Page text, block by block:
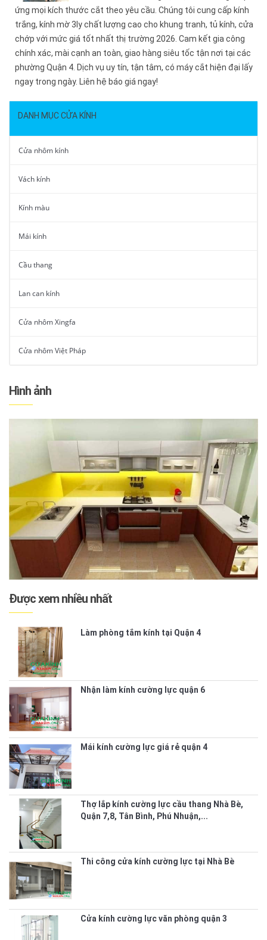
ứng mọi kích thước cắt theo yêu cầu. Chúng tôi cung cấp kính
trắng, kính mờ 3ly chất lượng cao cho khung tranh, tủ kính, cửa
chớp với mức giá tốt nhất thị trường 2026. Cam kết gia công
chính xác, mài cạnh an toàn, giao hàng siêu tốc tận nơi tại các
phường Quận 4. Dịch vụ uy tín, tận tâm, có máy cắt hiện đại lấy
ngay trong ngày. Liên hệ báo giá ngay!
DANH MỤC CỬA KÍNH
Cửa nhôm kính
Vách kính
Kính màu
Mái kính
Cầu thang
Lan can kính
Cửa nhôm Xingfa
Cửa nhôm Việt Pháp
Hình ảnh
Được xem nhiều nhất
Làm phòng tắm kính tại Quận 4
Nhận làm kính cường lực quận 6
Mái kính cường lực giá rẻ quận 4
Thợ lắp kính cường lực cầu thang Nhà Bè,
Quận 7,8, Tân Bình, Phú Nhuận,...
Thi công cửa kính cường lực tại Nhà Bè
Cửa kính cường lực văn phòng quận 3